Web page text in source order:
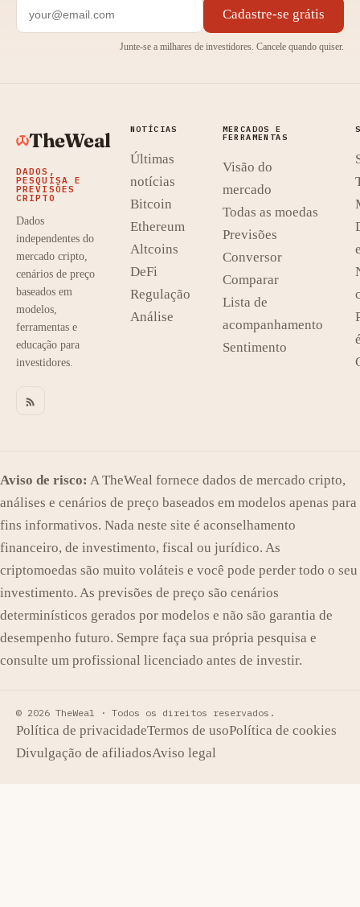
Cadastre-se grátis
Junte-se a milhares de investidores. Cancele quando quiser.
TheWeal
DADOS,
PESQUISA E
PREVISÕES
CRIPTO
Dados
independentes do
mercado cripto,
cenários de preço
baseados em
modelos,
ferramentas e
educação para
investidores.
NOTÍCIAS
Últimas
notícias
Bitcoin
Ethereum
Altcoins
DeFi
Regulação
Análise
MERCADOS E
FERRAMENTAS
Visão do
mercado
Todas as moedas
Previsões
Conversor
Comparar
Lista de
acompanhamento
Sentimento
Aviso de risco: A TheWeal fornece dados de mercado cripto,
análises e cenários de preço baseados em modelos apenas para
fins informativos. Nada neste site é aconselhamento
financeiro, de investimento, fiscal ou jurídico. As
criptomoedas são muito voláteis e você pode perder todo o seu
investimento. As previsões de preço são cenários
determinísticos gerados por modelos e não são garantia de
desempenho futuro. Sempre faça sua própria pesquisa e
consulte um profissional licenciado antes de investir.
© 2026 TheWeal · Todos os direitos reservados.
Política de privacidadeTermos de usoPolítica de cookies
Divulgação de afiliadosAviso legal